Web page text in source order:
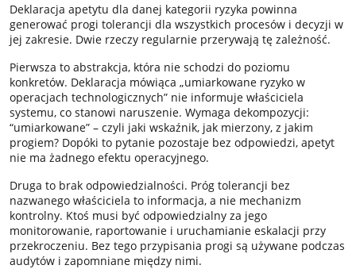
Deklaracja apetytu dla danej kategorii ryzyka powinna
generować progi tolerancji dla wszystkich procesów i decyzji w
jej zakresie. Dwie rzeczy regularnie przerywają tę zależność.
Pierwsza to abstrakcja, która nie schodzi do poziomu
konkretów. Deklaracja mówiąca „umiarkowane ryzyko w
operacjach technologicznych” nie informuje właściciela
systemu, co stanowi naruszenie. Wymaga dekompozycji:
“umiarkowane” – czyli jaki wskaźnik, jak mierzony, z jakim
progiem? Dopóki to pytanie pozostaje bez odpowiedzi, apetyt
nie ma żadnego efektu operacyjnego.
Druga to brak odpowiedzialności. Próg tolerancji bez
nazwanego właściciela to informacja, a nie mechanizm
kontrolny. Ktoś musi być odpowiedzialny za jego
monitorowanie, raportowanie i uruchamianie eskalacji przy
przekroczeniu. Bez tego przypisania progi są używane podczas
audytów i zapomniane między nimi.